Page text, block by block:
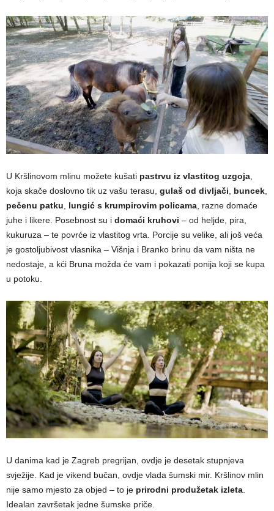
U Kršlinovom mlinu možete kušati pastrvu iz vlastitog uzgoja
koja skače doslovno tik uz vašu terasu, gulaš od divljači buncek
pečenu patku
lungić s krumpirovim policama , razne domaće
juhe i likere. Posebnost su i domaći kruhovi – od heljde, pira,
kukuruza – te povrće iz vlastitog vrta. Porcije su velike, ali još veća
je gostoljubivost vlasnika – Višnja i Branko brinu da vam ništa ne
nedostaje, a kći Bruna možda će vam i pokazati ponija koji se kupa
u potoku.
U danima kad je Zagreb pregrijan, ovdje je desetak stupnjeva
svježije. Kad je vikend bučan, ovdje vlada šumski mir. Kršlinov mlin
nije samo mjesto za objed – to je prirodni produžetak izleta
Idealan završetak jedne šumske priče.